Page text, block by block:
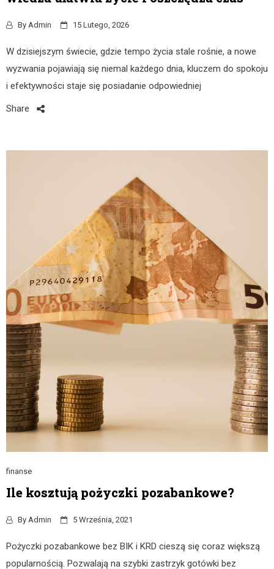
By Admin 15 Lutego, 2026
W dzisiejszym świecie, gdzie tempo życia stale rośnie, a nowe
wyzwania pojawiają się niemal każdego dnia, kluczem do spokoju
i efektywności staje się posiadanie odpowiedniej
Share
finanse
Ile kosztują pożyczki pozabankowe?
By Admin 5 Września, 2021
Pożyczki pozabankowe bez BIK i KRD cieszą się coraz większą
popularnością. Pozwalają na szybki zastrzyk gotówki bez